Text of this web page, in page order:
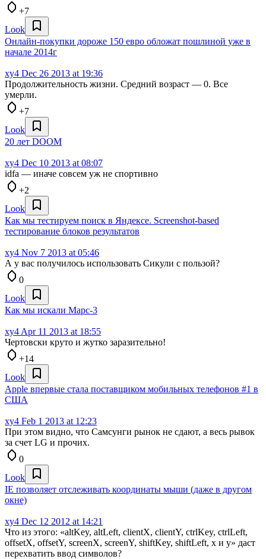
+7
Look
Онлайн-покупки дороже 150 евро обложат пошлиной уже в
начале 2014г
xy4 Dec 26 2013 at 19:36
Продолжительность жизни. Средний возраст — 0. Все
умерли.
+7
Look
20 лет DOOM
xy4 Dec 10 2013 at 08:07
idfa — иначе совсем уж не спортивно
+2
Look
Как мы тестируем поиск в Яндексе. Screenshot-based
тестирование блоков результатов
xy4 Nov 7 2013 at 05:46
А у вас получилось использовать Сикули с пользой?
0
Look
Как мы искали Марс-3
xy4 Apr 11 2013 at 18:55
Чертовски круто и жутко заразительно!
+14
Look
Apple впервые стала поставщиком мобильных телефонов #1 в
США
xy4 Feb 1 2013 at 12:23
При этом видно, что Самсунги рынок не сдают, а весь рывок
за счет LG и прочих.
0
Look
IE позволяет отслеживать координаты мыши (даже в другом
окне)
xy4 Dec 12 2012 at 14:21
Что из этого: «altKey, altLeft, clientX, clientY, ctrlKey, ctrlLeft,
offsetX, offsetY, screenX, screenY, shiftKey, shiftLeft, x и y» даст
перехватить ввод символов?